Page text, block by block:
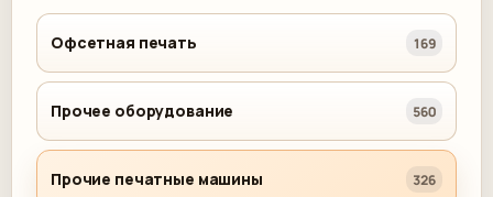
Офсетная печать 169
Прочее оборудование 560
Прочие печатные машины 326